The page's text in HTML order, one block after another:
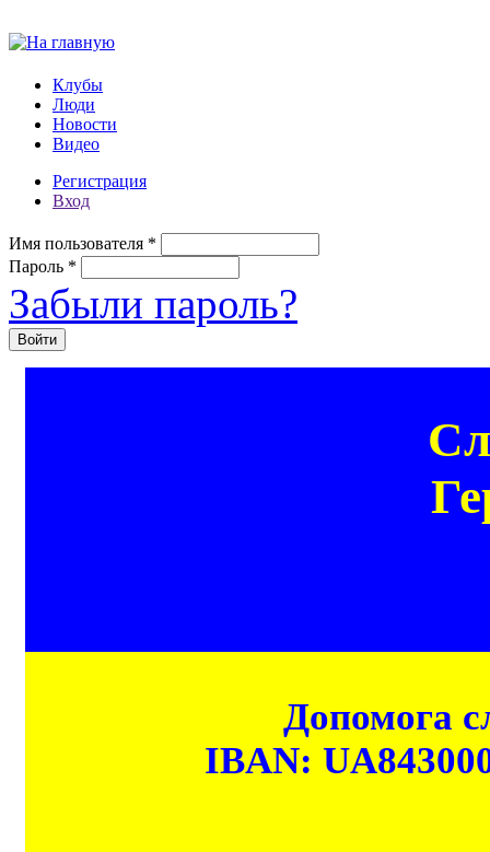
Клубы
Люди
Новости
Видео
Регистрация
Вход
Имя пользователя *
Пароль *
Забыли пароль?
Допомога
IBAN: